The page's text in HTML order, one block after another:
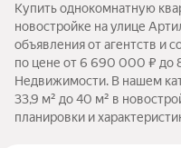
Купить однокомнатную
новостройке на улице
объявления от агентств и
по цене от 6 690 000 ₽ до
Недвижимости. В нашем
33,9 м² до 40 м² в
планировки и